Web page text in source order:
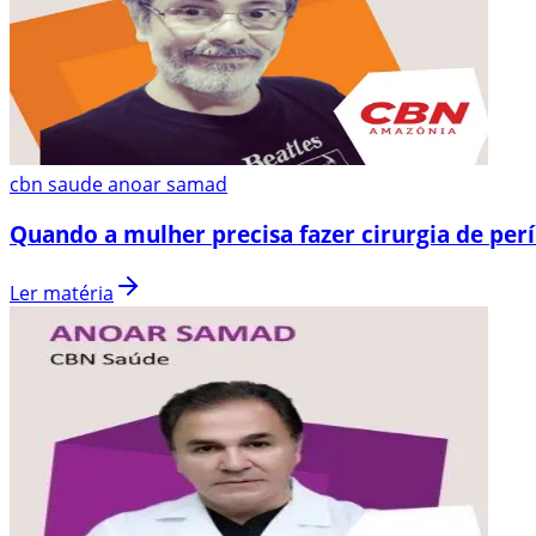
cbn saude anoar samad
Quando a mulher precisa fazer cirurgia de
Ler matéria